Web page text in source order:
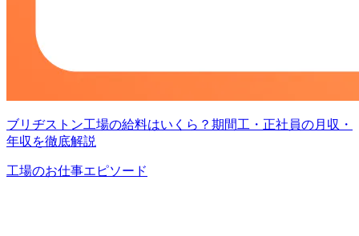
ブリヂストン工場の給料はいくら？期間工・正社員の月収・
年収を徹底解説
工場のお仕事エピソード